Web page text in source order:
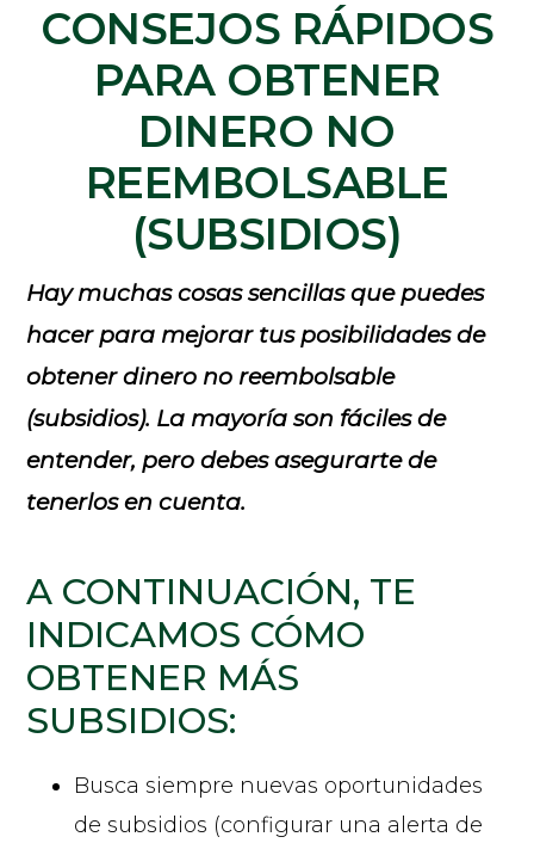
CONSEJOS RÁPIDOS
PARA OBTENER
DINERO NO
REEMBOLSABLE
(SUBSIDIOS)
Hay muchas cosas sencillas que puedes
hacer para mejorar tus posibilidades de
obtenerdinero no reembolsable
(subsidios). La mayoría son fáciles de
entender, pero debes asegurarte de
tenerlos en cuenta.
A CONTINUACIÓN, TE
INDICAMOS CÓMO
OBTENER MÁS
SUBSIDIOS:
Busca siempre nuevas oportunidades
de subsidios (configurar una alerta de